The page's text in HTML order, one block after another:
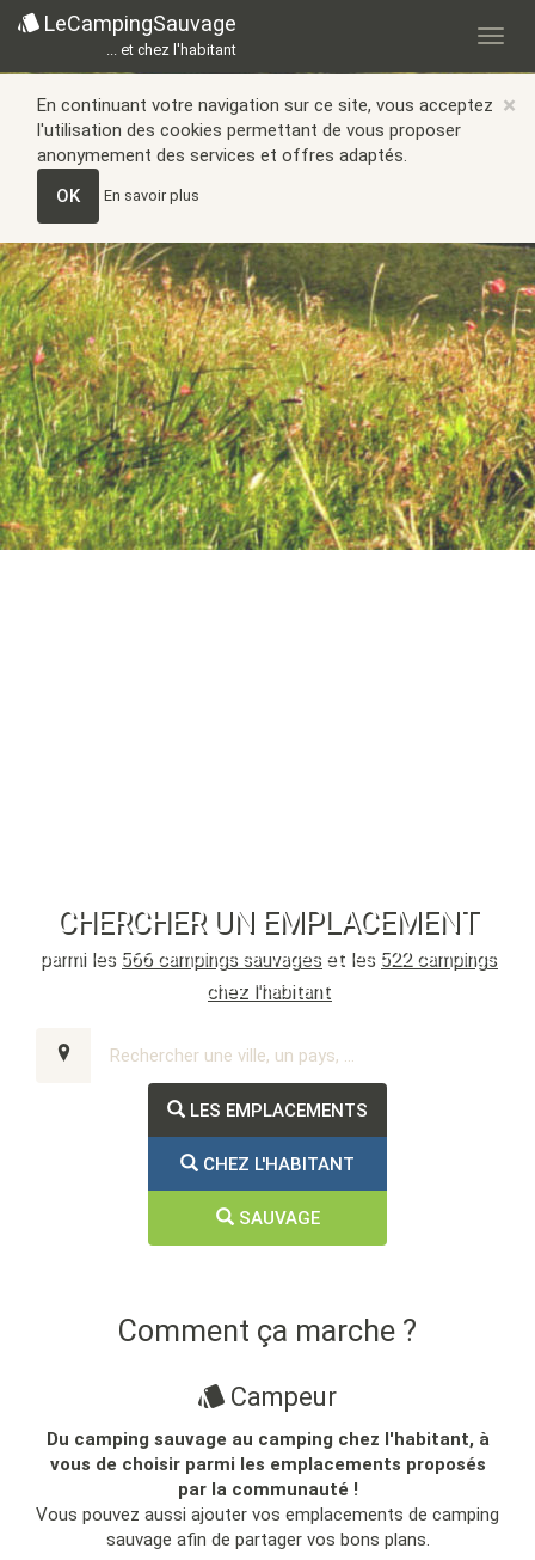
LeCampingSauvage
... et chez l'habitant
×
En continuant votre navigation sur ce site, vous acceptez
l'utilisation des cookies permettant de vous proposer
anonymement des services et offres adaptés.
OK
En savoir plus
CHERCHER UN EMPLACEMENT
parmi les 566 campings sauvageset les 522 campings
chez l'habitant
LES EMPLACEMENTS
CHEZ L'HABITANT
SAUVAGE
Comment ça marche ?
Campeur
Du camping sauvage au camping chez l'habitant, à
vous de choisir parmi les emplacements proposés
par la communauté !
Vous pouvez aussi ajouter vos emplacements de camping
sauvage afin de partager vos bons plans.